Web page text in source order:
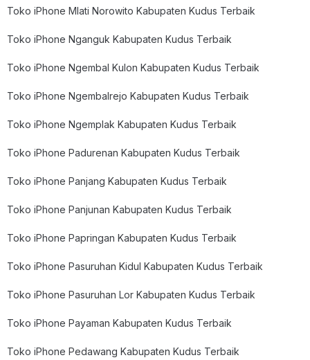
Toko iPhone Mlati Norowito Kabupaten Kudus Terbaik
Toko iPhone Nganguk Kabupaten Kudus Terbaik
Toko iPhone Ngembal Kulon Kabupaten Kudus Terbaik
Toko iPhone Ngembalrejo Kabupaten Kudus Terbaik
Toko iPhone Ngemplak Kabupaten Kudus Terbaik
Toko iPhone Padurenan Kabupaten Kudus Terbaik
Toko iPhone Panjang Kabupaten Kudus Terbaik
Toko iPhone Panjunan Kabupaten Kudus Terbaik
Toko iPhone Papringan Kabupaten Kudus Terbaik
Toko iPhone Pasuruhan Kidul Kabupaten Kudus Terbaik
Toko iPhone Pasuruhan Lor Kabupaten Kudus Terbaik
Toko iPhone Payaman Kabupaten Kudus Terbaik
Toko iPhone Pedawang Kabupaten Kudus Terbaik